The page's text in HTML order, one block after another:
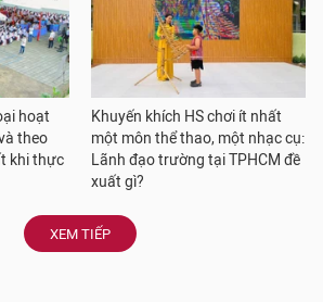
hoạt
theo
khi thực
Khuyến khích HS chơi ít nhất
một môn thể thao, một nhạc cụ:
Lãnh đạo trường tại TPHCM đề
xuất gì?
XEM TIẾP